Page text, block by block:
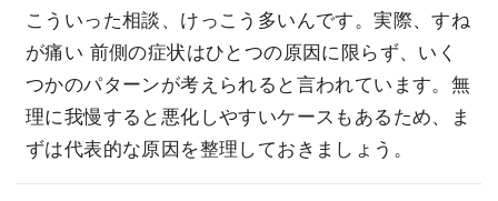
こういった相談、けっこう多いんです。実際、すね
が痛い 前側の症状はひとつの原因に限らず、いく
つかのパターンが考えられると言われています。無
理に我慢すると悪化しやすいケースもあるため、ま
ずは代表的な原因を整理しておきましょう。